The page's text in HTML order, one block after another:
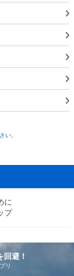
い。
に
プ
避！
リ